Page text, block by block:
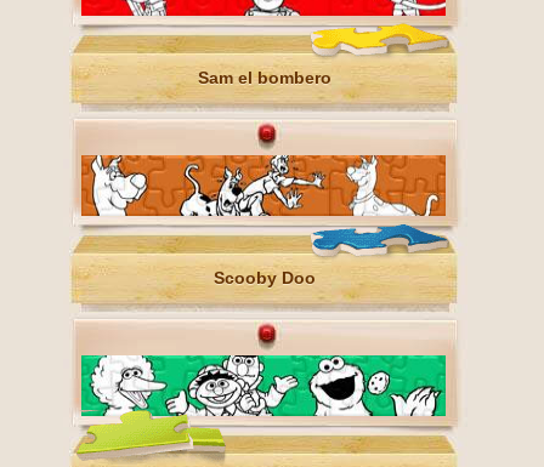
Sam el bombero
Scooby Doo